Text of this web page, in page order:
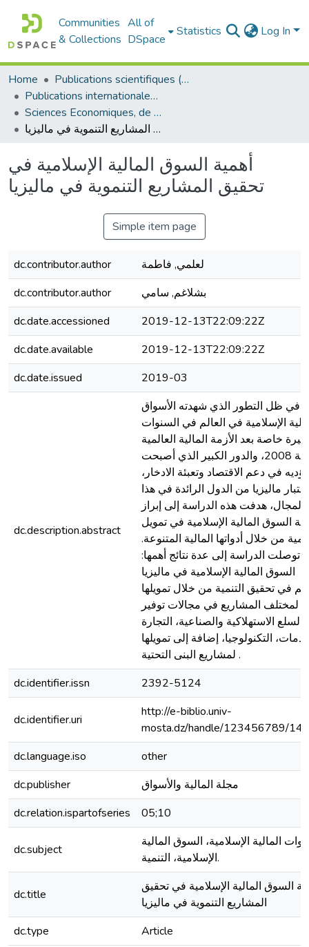
Communities
& Collections
All of
DSpace
Statistics Log In
Home
Publications scientifiques (Laboratoires)
Publications internationales - منشورات دولية
Sciences Economiques, de Gestion et Commerciales - العلوم الإقتصادية و التجارية و علوم التسيير
أهمية السوق المالية الإسلامية في تحقيق المشاريع التنموية في ماليزيا
أهمية السوق المالية الإسلامية في
تحقيق المشاريع التنموية في ماليزيا
Simple item page
dc.contributor.author
لعلمي, فاطمة
dc.contributor.author
بشلاغم, سامي
dc.date.accessioned
2019-12-13T22:09:22Z
dc.date.available
2019-12-13T22:09:22Z
dc.date.issued
2019-03
dc.description.abstract
في ظل التطور الذي شهدته الأسواق
الإسلامية في العالم في السنوات
خاصة بعد الأزمة المالية العالمية
لسنة 2008، والدور الكبير الذي أصبحت
تؤديه في دعم الاقتصاد وتعبئة الادخار،
ماليزيا من الدول الرائدة في هذا
المجال، هدفت هذه الدراسة إلى إبراز
السوق المالية الإسلامية في تمويل
من خلال أدواتها المالية المتنوعة.
توصلت الدراسة إلى عدة نتائج أهمها:
السوق المالية الإسلامية في ماليزيا
في تحقيق التنمية من خلال تمويلها
لمختلف المشاريع في مجالات توفير
السلع الاستهلاكية والصناعية، التجارة
التكنولوجيا، إضافة إلى تمويلها
لمشاريع البنى التحتية .
dc.identifier.issn
2392-5124
dc.identifier.uri
http://e-biblio.univ-
mosta.dz/handle/123456789/
dc.language.iso
other
dc.publisher
مجلة المالية والأسواق
dc.relation.ispartofseries
05;10
dc.subject
المالية الإسلامية، السوق المالية
الإسلامية، التنمية.
dc.title
السوق المالية الإسلامية في تحقيق
المشاريع التنموية في ماليزيا
dc.type
Article